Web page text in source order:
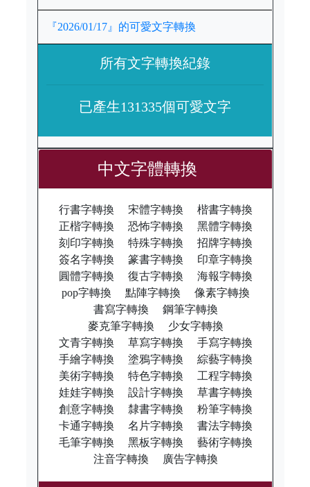
『2026/01/17』的可愛文字轉換
所有文字轉換紀錄
已產生131335個可愛文字
中文字體轉換
行書字轉換 宋體字轉換
楷書字轉換
正楷字轉換
恐怖字轉換
黑體字轉換
刻印字轉換
特殊字轉換
招牌字轉換
簽名字轉換
篆書字轉換
印章字轉換
圓體字轉換
復古字轉換
海報字轉換
pop字轉換
點陣字轉換
像素字轉換
書寫字轉換
鋼筆字轉換
麥克筆字轉換
少女字轉換
文青字轉換
草寫字轉換
手寫字轉換
手繪字轉換
塗鴉字轉換
綜藝字轉換
美術字轉換
特色字轉換
工程字轉換
娃娃字轉換
設計字轉換
草書字轉換
創意字轉換
隸書字轉換
粉筆字轉換
卡通字轉換
名片字轉換
書法字轉換
毛筆字轉換
黑板字轉換
藝術字轉換
注音字轉換
廣告字轉換